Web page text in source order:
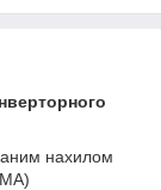
нахилом